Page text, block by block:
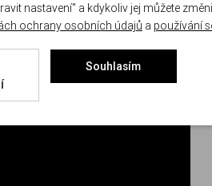
nastavení" a kdykoliv jej můžete
ochrany osobních údajů a používání
Souhlasím